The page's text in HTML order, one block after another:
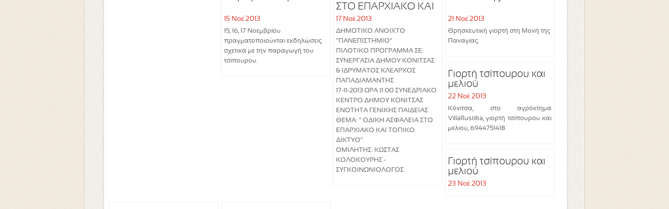
15 Νοέ 2013
15, 16, 17 Νοεμβρίου
πραγματοποιούνται εκδηλώσεις
σχετικά με την παραγωγή του
τσίπουρου.
ΣΤΟ ΕΠΑΡΧΙΑΚΟ ΚΑΙ
ΤΟΠΙΚΟ ΔΙΚΤΥΟ
17 Νοέ 2013
ΔΗΜΟΤΙΚΟ ΑΝΟΙΧΤΟ
"ΠΑΝΕΠΙΣΤΗΜΙΟ"
ΠΙΛΟΤΙΚΟ ΠΡΟΓΡΑΜΜΑ ΣΕ
ΣΥΝΕΡΓΑΣΙΑ ΔΗΜΟΥ ΚΟΝΙΤΣΑΣ
& ΙΔΡΥΜΑΤΟΣ ΚΛΕΑΡΧΟΣ
ΠΑΠΑΔΙΑΜΑΝΤΗΣ
17-11-2013 ΩΡΑ 11:00 ΣΥΝΕΔΡΙΑΚΟ
ΚΕΝΤΡΟ ΔΗΜΟΥ ΚΟΝΙΤΣΑΣ
ΕΝΟΤΗΤΑ ΓΕΝΙΚΗΣ ΠΑΙΔΕΙΑΣ
ΘΕΜΑ: " ΟΔΙΚΗ ΑΣΦΑΛΕΙΑ ΣΤΟ
ΕΠΑΡΧΙΑΚΟ ΚΑΙ ΤΟΠΙΚΟ
ΔΙΚΤΥΟ"
ΟΜΙΛΗΤΗΣ: ΚΩΣΤΑΣ
ΚΟΛΟΚΟΥΡΗΣ -
ΣΥΓΚΟΙΝΩΝΙΟΛΟΓΟΣ
21 Νοέ 2013
Θρησκευτική γιορτή στη Μονή της
Παναγίας.
Γιορτή τσίπουρου και
μελιού
22 Νοέ 2013
Κόνιτσα, στο αγρόκτημα
VillaRustika, γιορτή τσίπουρου και
μελιού, 6944751418
Γιορτή τσίπουρου και
μελιού
23 Νοέ 2013